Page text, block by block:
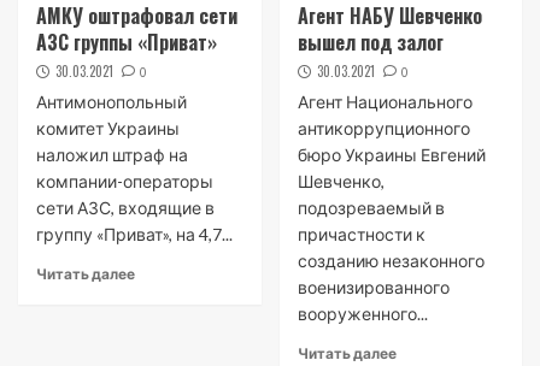
АМКУ оштрафовал сети
АЗС группы «Приват»
30.03.2021 0
Антимонопольный
комитет Украины
наложил штраф на
компании-операторы
сети АЗС, входящие в
группу «Приват», на 4,7...
Читать далее
Агент НАБУ Шевченко
вышел под залог
30.03.2021 0
Агент Национального
антикоррупционного
бюро Украины Евгений
Шевченко,
подозреваемый в
причастности к
созданию незаконного
военизированного
вооруженного...
Читать далее